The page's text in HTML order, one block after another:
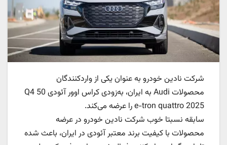
شرکت نادین خودرو به عنوان یکی از واردکنندگان
محصولات Audi به ایران، به‌زودی کراس اوور آئودی Q4 50
e-tron quattro 2025 را عرضه می‌کند.
سابقه نسبتا خوب شرکت نادین خودرو در عرضه
محصولات با کیفیت برند معتبر آئودی در ایران، باعث شده